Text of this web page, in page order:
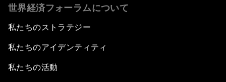
世界経済フォーラムについて
私たちのストラテジー
私たちのアイデンティティ
私たちの活動